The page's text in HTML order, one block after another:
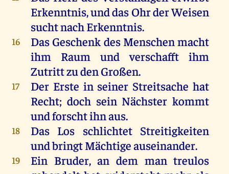
Erkenntnis,unddas OhrderWeisen
suchtnachErkenntnis.
16 Das Geschenk des Menschenmacht
ihm
Raum und verschafft
ihm
ZutrittzudenGroßen.
17 Der Erste in seiner Streitsachehat
Recht; doch sein Nächster kommt
undforschtihnaus.
18 Das Los schlichtet Streitigkeiten
undbringtMächtigeauseinander.
19 Ein Bruder,an dem mantreulos